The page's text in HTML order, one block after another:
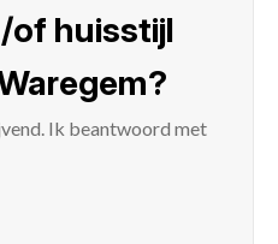
of huisstijl
Ik beantwoord met